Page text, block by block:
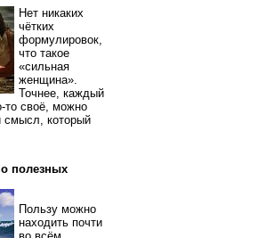
Нет никаких
чётких
формулировок,
что такое
«сильная
женщина».
Точнее, каждый
то своё, можно
смысл, который
полезных
Пользу можно
находить почти